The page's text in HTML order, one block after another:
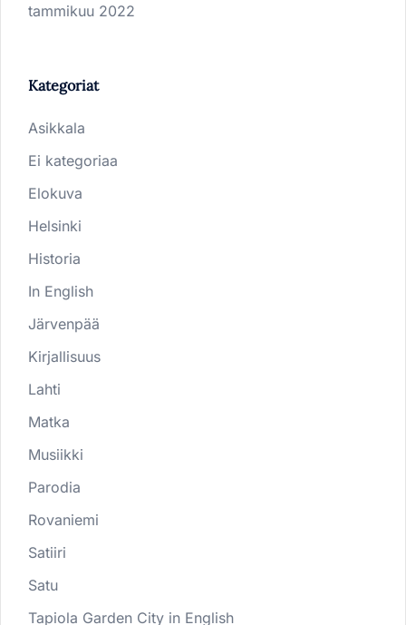
tammikuu 2022
Kategoriat
Asikkala
Ei kategoriaa
Elokuva
Helsinki
Historia
In English
Järvenpää
Kirjallisuus
Lahti
Matka
Musiikki
Parodia
Rovaniemi
Satiiri
Satu
Tapiola Garden City in English